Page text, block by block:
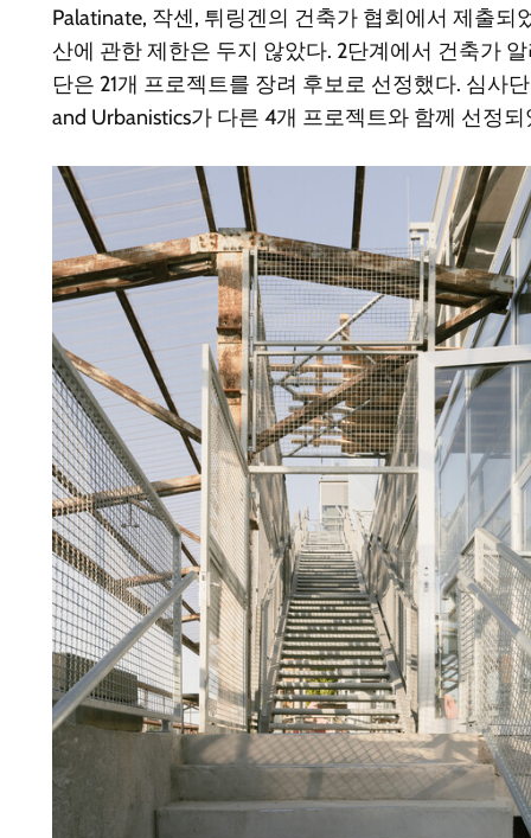
Palatinate, 작센, 튀링겐의 건축가 협회에서 제출되
산에 관한 제한은 두지 않았다. 2단계에서 건축가
단은 21개 프로젝트를 장려 후보로 선정했다. 심사
and Urbanistics가 다른 4개 프로젝트와 함께 선정되